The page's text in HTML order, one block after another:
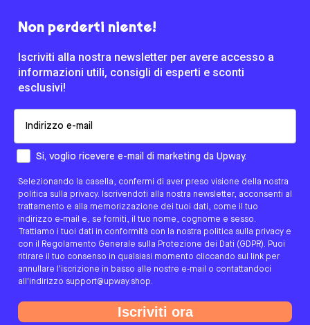
Non perderti niente!
Iscriviti alla nostra newsletter per avere accesso a
informazioni utili, consigli di esperti e sconti
esclusivi!
Come preferisci essere contattato/a?
Si, voglio ricevere e-mail di marketing da Upway.
Selezionando la casella, confermi di aver preso visione della nostra
politica sulla privacy. Iscrivendoti alla nostra newsletter, acconsenti al
trattamento e alla memorizzazione dei tuoi dati, come il tuo
indirizzo e-mail e, se forniti, il tuo nome, cognome e sesso.
Trattiamo i tuoi dati in conformità con la nostra politica sulla privacy e
con il Regolamento Generale sulla Protezione dei Dati (GDPR). Puoi
ritirare il tuo consenso in qualsiasi momento cliccando sul link per
annullare l'iscrizione in basso alle nostre e-mail o contattandoci
all'indirizzo support@upway.shop.
Iscriviti ora